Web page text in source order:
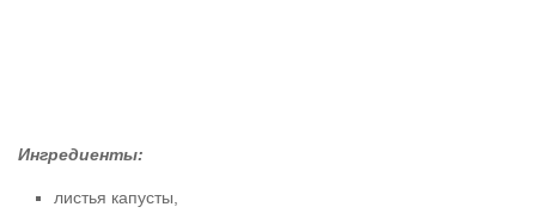
Ингредиенты:
листья капусты,